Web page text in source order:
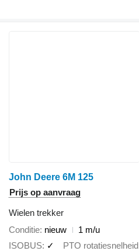
John Deere 6M 125
Prijs op aanvraag
Wielen trekker
Conditie nieuw
1 m/u
ISOBUS ✓ PTO rotatiesnelheid